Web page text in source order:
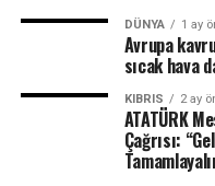
DÜNYA 1 ay
Avrupa
sıcak hava
KIBRIS 2 ay
ATATÜRK
Çağrısı: